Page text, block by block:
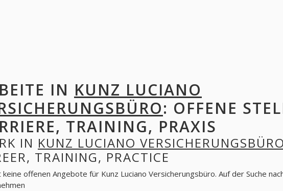
IN KUNZ LUCIANO
: OFFENE
TRAINING, PRAXIS
IN KUNZ LUCIANO VERSICHERUNGSBÜRO
TRAINING, PRACTICE
keine offenen Angebote für Kunz Luciano Versicherungsbüro. Auf der Suche